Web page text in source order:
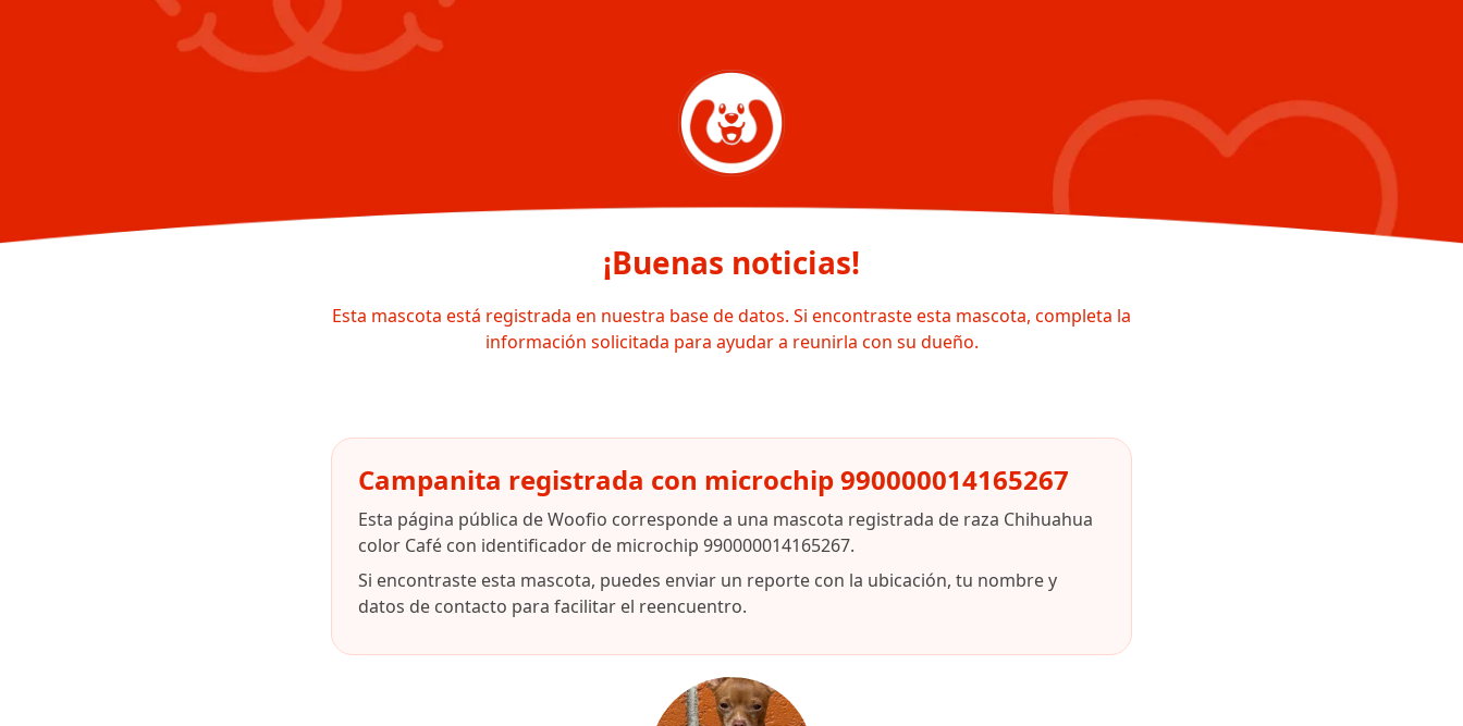
¡Buenas noticias!
Esta mascota está registrada en nuestra base de datos. Si encontraste esta mascota, completa la
información solicitada para ayudar a reunirla con su dueño.
Campanita registrada con microchip 990000014165267
Esta página pública de Woofio corresponde a una mascota registrada de raza Chihuahua
color Café con identificador de microchip 990000014165267.
Si encontraste esta mascota, puedes enviar un reporte con la ubicación, tu nombre y
datos de contacto para facilitar el reencuentro.